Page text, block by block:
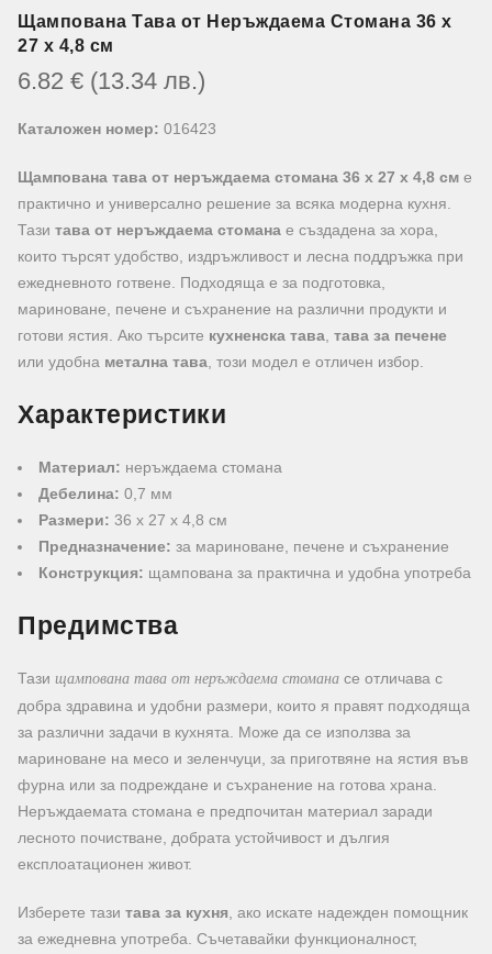
Щампована Тава от Неръждаема Стомана 36 x
27 x 4,8 см
6.82 € (13.34 лв.)
Каталожен номер: 016423
Щампована тава от неръждаема стомана 36 x 27 x 4,8 см е
практично и универсално решение за всяка модерна кухня.
Тази тава от неръждаема стомана е създадена за хора,
които търсят удобство, издръжливост и лесна поддръжка при
ежедневното готвене. Подходяща е за подготовка,
мариноване, печене и съхранение на различни продукти и
готови ястия. Ако търсите кухненска тава тава за печене
или удобна метална тава , този модел е отличен избор.
Характеристики
Материал: неръждаема стомана
Дебелина: 0,7 мм
Размери: 36 x 27 x 4,8 см
Предназначение: за мариноване, печене и съхранение
Конструкция: щампована за практична и удобна употреба
Предимства
Тази щампована тава от неръждаема стомана се отличава с
добра здравина и удобни размери, които я правят подходяща
за различни задачи в кухнята. Може да се използва за
мариноване на месо и зеленчуци, за приготвяне на ястия във
фурна или за подреждане и съхранение на готова храна.
Неръждаемата стомана е предпочитан материал заради
лесното почистване, добрата устойчивост и дългия
експлоатационен живот.
Изберете тази тава за кухня , ако искате надежден помощник
за ежедневна употреба. Съчетавайки функционалност,